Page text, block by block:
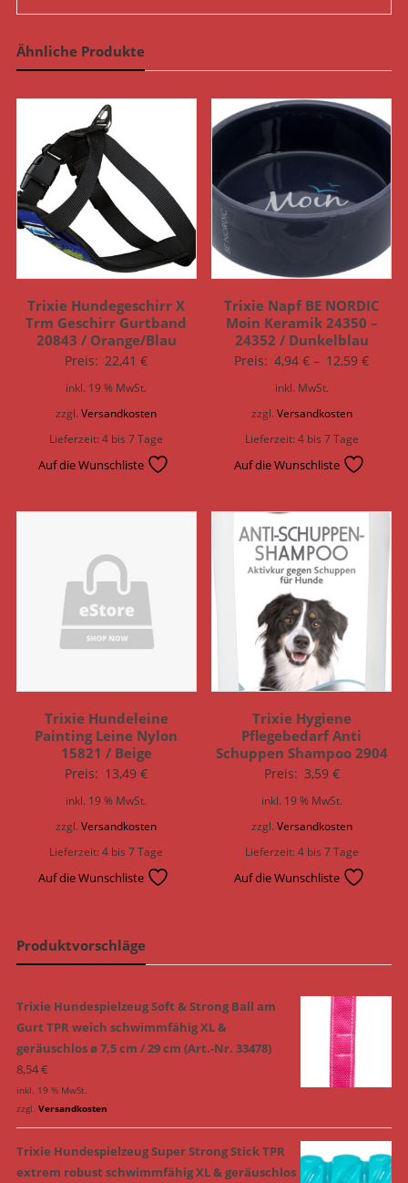
Ähnliche Produkte
Trixie Hundegeschirr X
Trm Geschirr Gurtband
20843 / Orange/Blau
Preis: 22,41€
inkl. 19 % MwSt.
zzgl.Versandkosten
Lieferzeit:4 bis 7 Tage
Auf die Wunschliste
Trixie Napf BE NORDIC
Moin Keramik 24350 –
24352 / Dunkelblau
Preis: 4,94€ – 12,59€
inkl. MwSt.
zzgl. Versandkosten
Lieferzeit:4 bis 7 Tage
Auf die Wunschliste
Trixie Hundeleine
Painting Leine Nylon
15821 / Beige
Preis: 13,49€
inkl. 19 % MwSt.
zzgl.Versandkosten
Lieferzeit:4 bis 7 Tage
Auf die Wunschliste
Trixie Hygiene
Pflegebedarf Anti
Schuppen Shampoo 2904
Preis: 3,59 €
inkl. 19 % MwSt.
zzgl. Versandkosten
Lieferzeit:4 bis 7 Tage
Auf die Wunschliste
Produktvorschläge
Trixie Hundespielzeug Soft & Strong Ball am
Gurt TPR weich schwimmfähig XL &
geräuschlos ø 7,5 cm / 29 cm (Art.-Nr. 33478)
8,54€
inkl. 19 % MwSt.
zzgl. Versandkosten
Trixie Hundespielzeug Super Strong Stick TPR
extrem robust schwimmfähig XL & geräuschlos